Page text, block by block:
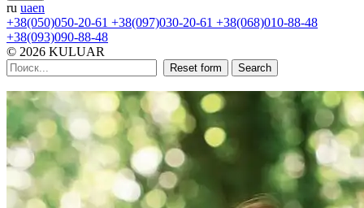
ru uaen
+38(050)050-20-61 +38(097)030-20-61 +38(068)010-88-48
+38(093)090-88-48
© 2026 KULUAR
Reset form Search